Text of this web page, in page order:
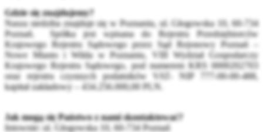
Gdzie się znajdujemy?
Nasza siedziba znajduje się w Poznaniu, ul. Głogowska 10, 60-734
Poznań. Spółka jest wpisana do Rejestru Przedsiębiorców
Krajowego Rejestru Sądowego przez Sąd Rejonowy Poznań –
Nowe Miasto i Wilda w Poznaniu, VIII Wydział Gospodarczy
Krajowego Rejestru Sądowego, pod numerem KRS 0000202703
oraz rejestru czynnych podatników VAT- NIP 777-00-00-488,
kapitał zakładowy – 434.256.000,00 PLN.
Jak mogą się Państwo z nami skontaktować?
listownie: ul. Głogowska 10, 60-734 Poznań